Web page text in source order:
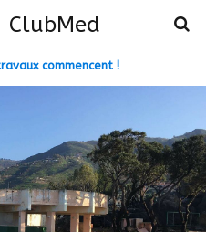
commencent !